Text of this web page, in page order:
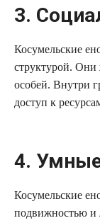
3.
Косумельские
структурой. Они
особей. Внутри
доступ к
4.
Косумельские
подвижностью и